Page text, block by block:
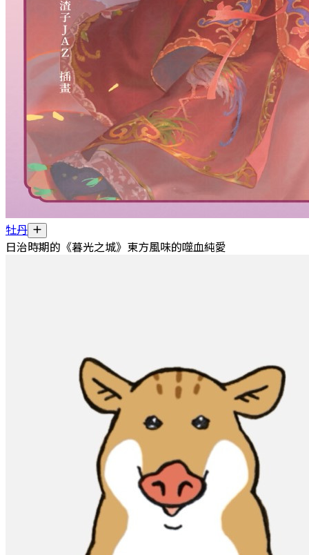
牡丹
日治時期的《暮光之城》東方風味的噬血純愛